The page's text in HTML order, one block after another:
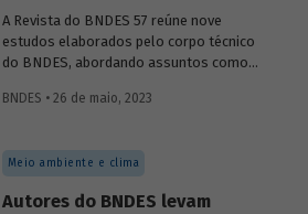
A Revista do BNDES 57 reúne nove
estudos elaborados pelo corpo técnico
do BNDES, abordando assuntos como
saúde no território da Amazônia Legal,
BNDES • 26 de maio, 2023
Meio ambiente e clima
Autores do BNDES levam